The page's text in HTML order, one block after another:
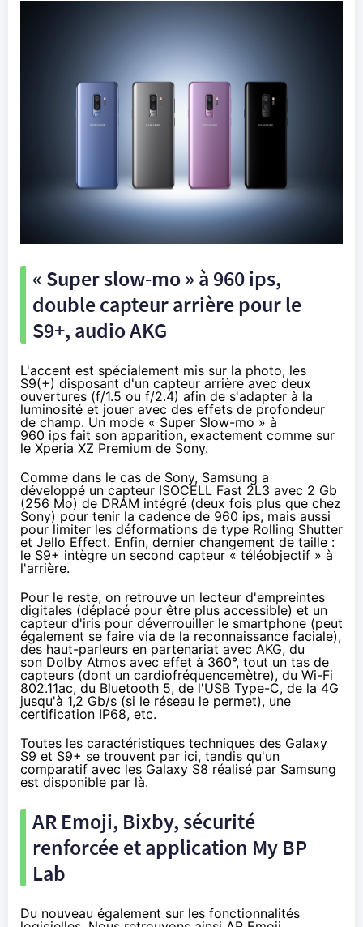
« Super slow-mo » à 960 ips,
double capteur arrière pour le
S9+, audio AKG
L'accent est spécialement mis sur la photo, les
S9(+) disposant d'un capteur arrière avec deux
ouvertures (f/1.5 ou f/2.4) afin de s'adapter à la
luminosité et jouer avec des effets de profondeur
de champ. Un mode « Super Slow-mo » à
960 ips fait son apparition, exactement comme sur
le Xperia XZ Premium de Sony.
Comme dans le cas de Sony, Samsung a
développé un capteur ISOCELL Fast 2L3 avec 2 Gb
(256 Mo) de DRAM intégré (deux fois plus que chez
Sony) pour tenir la cadence de 960 ips, mais aussi
pour limiter les déformations de type Rolling Shutter
et Jello Effect. Enfin, dernier changement de taille :
le S9+ intègre un second capteur « téléobjectif » à
l'arrière.
Pour le reste, on retrouve un lecteur d'empreintes
digitales (déplacé pour être plus accessible) et un
capteur d'iris pour déverrouiller le smartphone (peut
également se faire via de la reconnaissance faciale),
des haut-parleurs en partenariat avec AKG, du
son Dolby Atmos avec effet à 360°, tout un tas de
capteurs (dont un cardiofréquencemètre), du Wi-Fi
802.11ac, du Bluetooth 5, de l'USB Type-C, de la 4G
jusqu'à 1,2 Gb/s (si le réseau le permet), une
certification IP68, etc.
Toutes les caractéristiques techniques des Galaxy
S9 et S9+ se trouvent par ici, tandis qu'un
comparatif avec les Galaxy S8 réalisé par Samsung
est disponible par là.
AR Emoji, Bixby, sécurité
renforcée et application My BP
Lab
Du nouveau également sur les fonctionnalités